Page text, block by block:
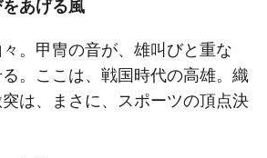
あげる風
。甲冑の音が、雄叫びと重な
。ここは、戦国時代の高雄。織
は、まさに、スポーツの頂点決